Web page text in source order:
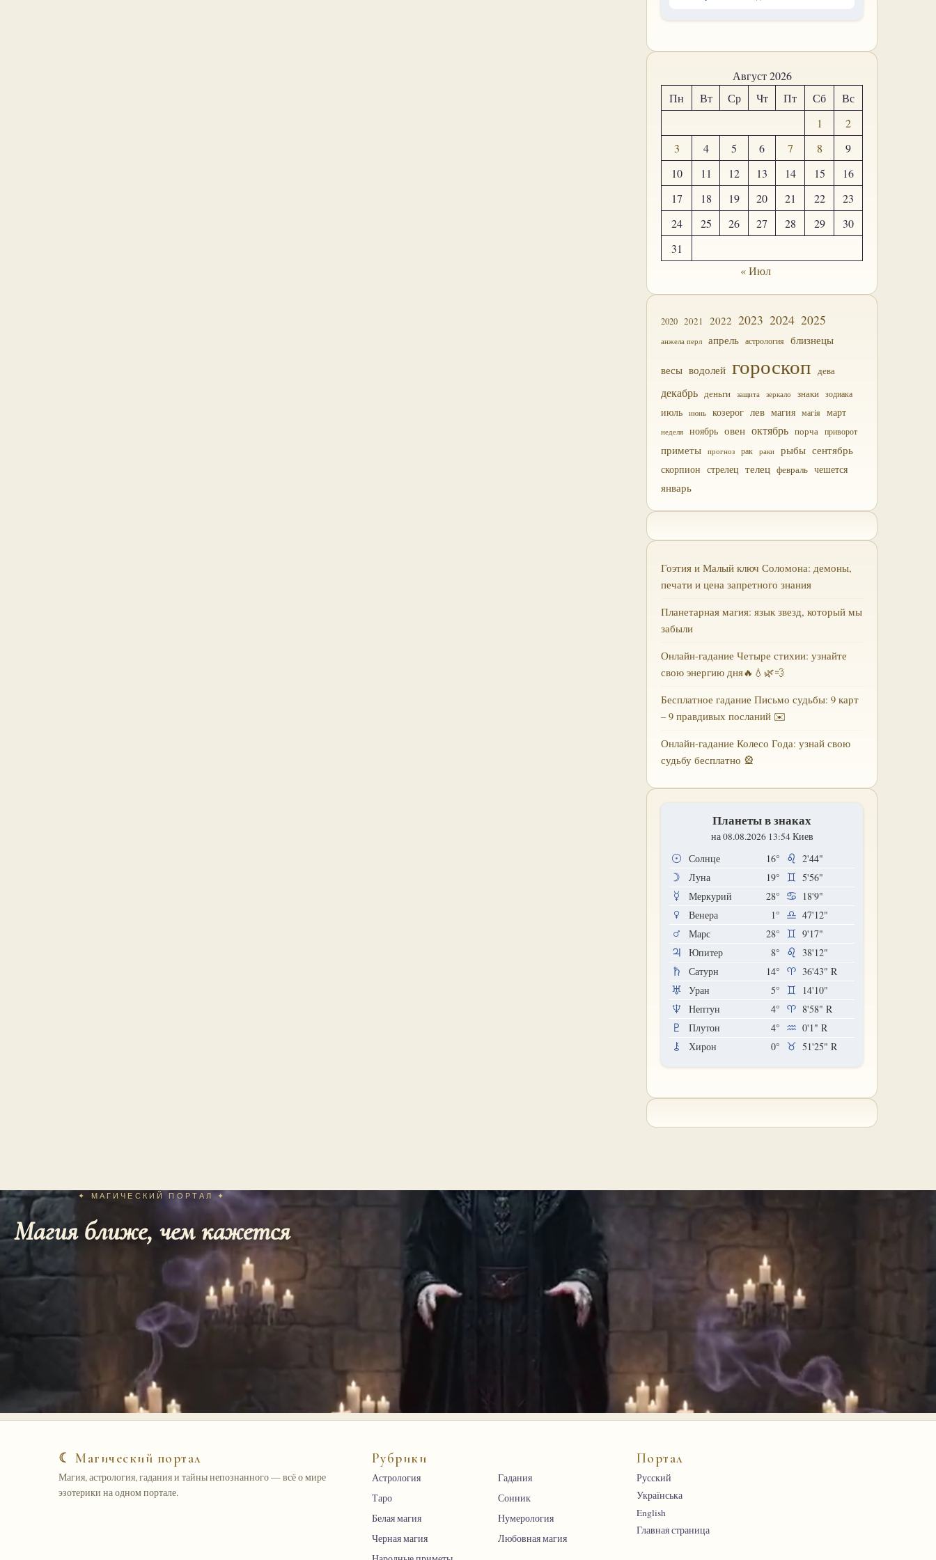
Август 2026
Пн
Вт Ср Чт Пт Сб
Вс
1
2
3
4 5 6 7 8
9
10
11 12 13 14 15
16
17
18 19 20 21 22
23
24
25 26 27 28 29
30
31
« Июл
2020 2021 2022 2023 2024 2025
анжела перл апрель астрология близнецы
весы водолей гороскоп дева
декабрь деньги защита зеркало знаки зодиака
июль июнь козерог лев магия магія март
неделя ноябрь овен октябрь порча приворот
приметы прогноз рак раки рыбы сентябрь
скорпион стрелец телец февраль чешется
январь
Гоэтия и Малый ключ Соломона: демоны,
печати и цена запретного знания
Планетарная магия: язык звезд, который мы
забыли
Онлайн-гадание Четыре стихии: узнайте
свою энергию дня🔥💧🌿💨
Бесплатное гадание Письмо судьбы: 9 карт
– 9 правдивых посланий ✉️
Онлайн-гадание Колесо Года: узнай свою
судьбу бесплатно 🎡
Планеты в знаках
на 08.08.2026 13:54 Киев
Солнце 16°
2'44"
Луна
19°
5'56"
Меркурий
28°
18'9"
Венера
1°
47'12"
Марс
28°
9'17"
Юпитер
8°
38'12"
Сатурн
14° 36'43" R
Уран
5°
14'10"
Нептун
4° 8'58" R
Плутон
4° 0'1" R
Хирон
0° 51'25" R
✦ МАГИЧЕСКИЙ ПОРТАЛ ✦
Магия ближе, чем кажется
☾ Магический портал
Магия, астрология, гадания и тайны непознанного — всё о мире
эзотерики на одном портале.
Рубрики
Астрология
Гадания
Таро
Сонник
Белая магия
Нумерология
Черная магия
Любовная магия
Портал
Русский
Українська
English
Главная страница